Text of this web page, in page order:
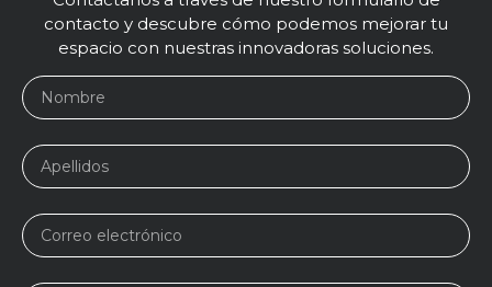
contacto y descubre cómo podemos mejorar tu
espacio con nuestras innovadoras soluciones.